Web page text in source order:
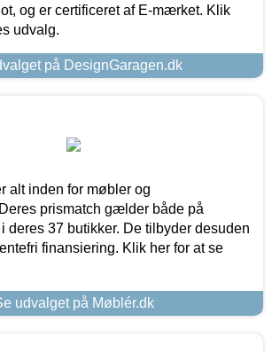
og er certificeret af E-mærket. Klik
udvalg.
på DesignGaragen.dk
alt inden for møbler og
prismatch gælder både på
deres 37 butikker. De tilbyder desuden
finansiering. Klik her for at se
udvalget på Møblér.dk